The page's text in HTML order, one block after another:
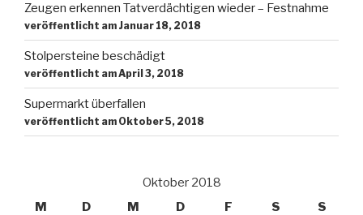
Zeugen erkennen Tatverdächtigen wieder – Festnahme
veröffentlicht am Januar 18, 2018
Stolpersteine beschädigt
veröffentlicht am April 3, 2018
Supermarkt überfallen
veröffentlicht am Oktober 5, 2018
Oktober 2018
M
D M D F S S